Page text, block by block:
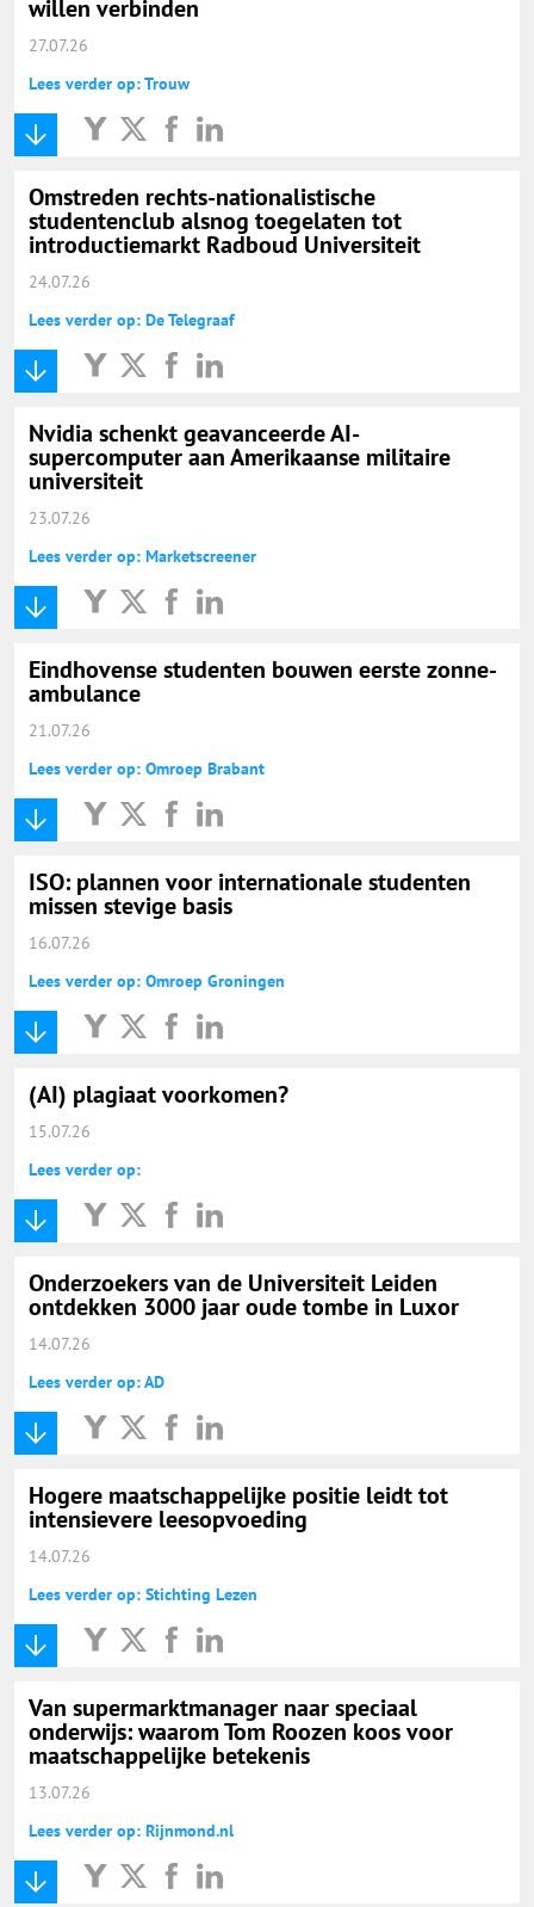
willen verbinden
27.07.26
Lees verder op: Trouw
Omstreden rechts-nationalistische
studentenclub alsnog toegelaten tot
introductiemarkt Radboud Universiteit
24.07.26
Lees verder op: De Telegraaf
Nvidia schenkt geavanceerde AI-
supercomputer aan Amerikaanse militaire
universiteit
23.07.26
Lees verder op: Marketscreener
Eindhovense studenten bouwen eerste zonne-
ambulance
21.07.26
Lees verder op: Omroep Brabant
ISO: plannen voor internationale studenten
missen stevige basis
16.07.26
Lees verder op: Omroep Groningen
(AI) plagiaat voorkomen?
15.07.26
Lees verder op:
Onderzoekers van de Universiteit Leiden
ontdekken 3000 jaar oude tombe in Luxor
14.07.26
Lees verder op: AD
Hogere maatschappelijke positie leidt tot
intensievere leesopvoeding
14.07.26
Lees verder op: Stichting Lezen
Van supermarktmanager naar speciaal
onderwijs: waarom Tom Roozen koos voor
maatschappelijke betekenis
13.07.26
Lees verder op: Rijnmond.nl